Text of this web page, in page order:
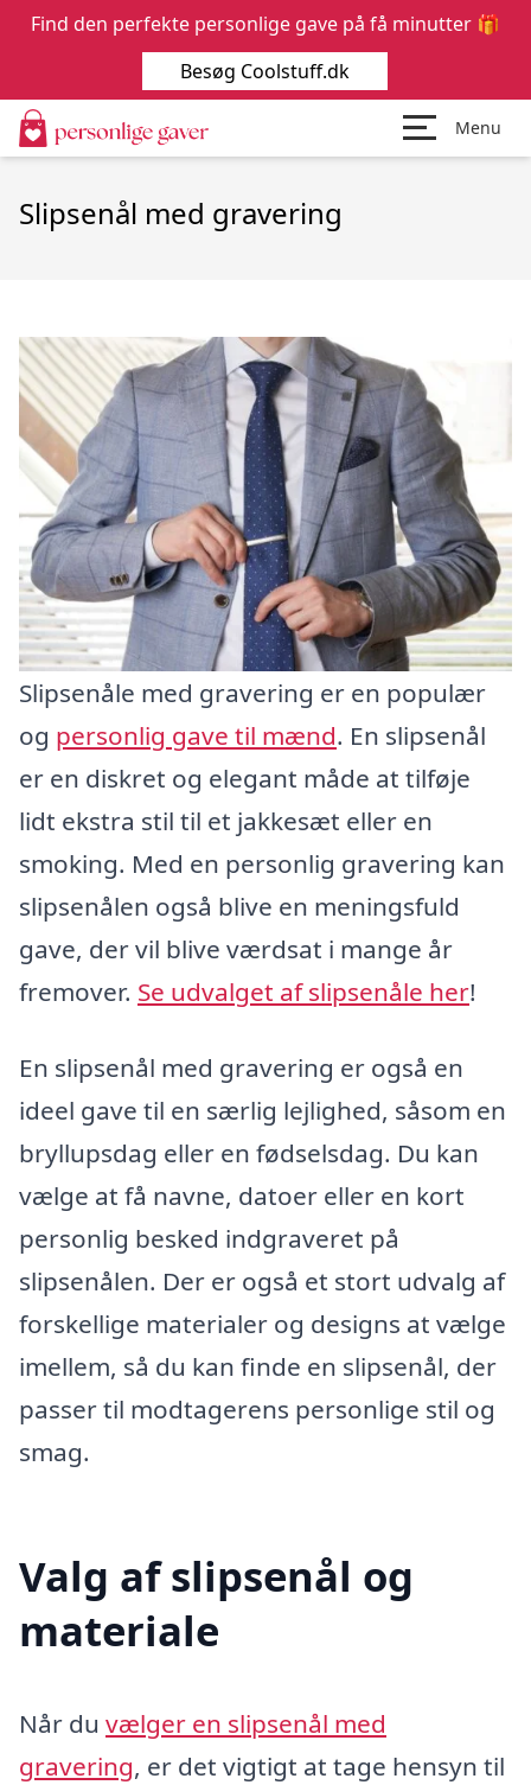
Menu
Slipsenål med gravering
Slipsenåle med gravering er en populær
og personlig gave til mænd. En slipsenål
er en diskret og elegant måde at tilføje
lidt ekstra stil til et jakkesæt eller en
smoking. Med en personlig gravering kan
slipsenålen også blive en meningsfuld
gave, der vil blive værdsat i mange år
fremover. Se udvalget af slipsenåle her!
En slipsenål med gravering er også en
ideel gave til en særlig lejlighed, såsom en
bryllupsdag eller en fødselsdag. Du kan
vælge at få navne, datoer eller en kort
personlig besked indgraveret på
slipsenålen. Der er også et stort udvalg af
forskellige materialer og designs at vælge
imellem, så du kan finde en slipsenål, der
passer til modtagerens personlige stil og
smag.
Valg af slipsenål og
materiale
Når du vælger en slipsenål med
gravering, er det vigtigt at tage hensyn til
Find den perfekte personlige gave på få minutter 🎁
Besøg Coolstuff.dk